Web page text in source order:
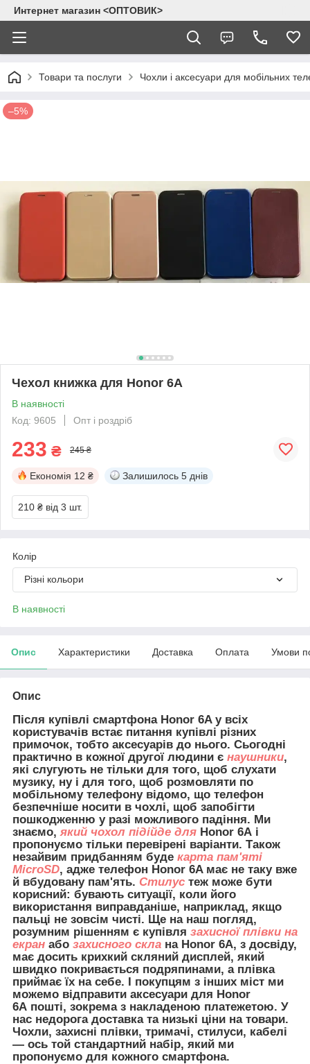
Интернет магазин <ОПТОВИК>
Товари та послуги Чохли і аксесуари для мобільних
–5%
Чехол книжка для Honor 6A
В наявності
Код: 9605
Опт і роздріб
233 ₴ 245 ₴
Економія 12 ₴ Залишилось 5 днів
210 ₴ від 3 шт.
Колір
Різні кольори
В наявності
Опис Характеристики Доставка Оплата Умови
Опис
Після купівлі смартфона Honor 6A у всіх
користувачів встає питання купівлі різних
примочок, тобто аксесуарів до нього. Сьогодні
практично в кожної другої людини є наушники,
які слугують не тільки для того, щоб слухати
музику, ну і для того, щоб розмовляти по
мобільному телефону відомо, що телефон
безпечніше носити в чохлі, щоб запобігти
пошкодженню у разі можливого падіння. Ми
знаємо, який чохол підійде для Honor 6A і
пропонуємо тільки перевірені варіанти. Також
незайвим придбанням буде карта пам'яті
MicroSD, адже телефон Honor 6A має не таку вже
й вбудовану пам'ять. Стилус теж може бути
корисний: бувають ситуації, коли його
використання виправданіше, наприклад, якщо
пальці не зовсім чисті. Ще на наш погляд,
розумним рішенням є купівля захисної плівки на
екран або захисного скла на Honor 6A, з досвіду,
має досить крихкий скляний дисплей, який
швидко покривається подряпинами, а плівка
приймає їх на себе. І покупцям з інших міст ми
можемо відправити аксесуари для Honor
6A пошті, зокрема з накладеною платежетою. У
нас недорога доставка та низькі ціни на товари.
Чохли, захисні плівки, тримачі, стилуси, кабелі
— ось той стандартний набір, який ми
пропонуємо для кожного смартфона.